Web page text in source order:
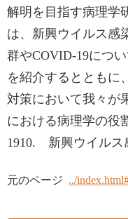
解明を目指す病理学
は、新興ウイルス感
群やCOVID-19につ
を紹介するとともに
対策において我々が
における病理学の役
1910. 新興ウイルス
元のページ ../